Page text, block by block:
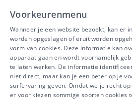
016/390490
info@ibeve.be
asbest@ibeve.be
Ondernemingsnummer: 0436
Voorkeurenmenu
Wanneer je een website bezoekt, kan er
worden opgeslagen of eruit worden
vorm van cookies. Deze informatie kan
apparaat gaan en wordt voornamelijk
te laten werken. De informatie
niet direct, maar kan je een beter op je
surfervaring geven. Omdat we je recht
er voor kiezen sommige soorten cookies